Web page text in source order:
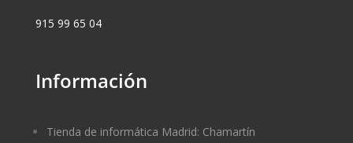
915 99 65 04
Información
Tienda de informática Madrid: Chamartín